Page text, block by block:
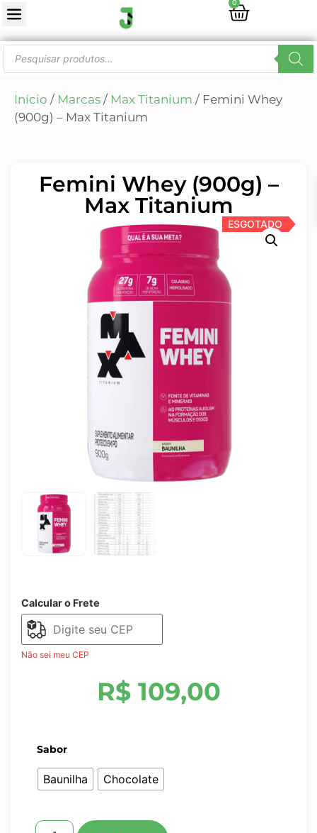
0
Início / Marcas / Max Titanium / Femini Whey
(900g) – Max Titanium
Femini Whey (900g) –
Max Titanium
ESGOTADO
Calcular o Frete
Não sei meu CEP
R$109,00
Sabor
Baunilha Chocolate